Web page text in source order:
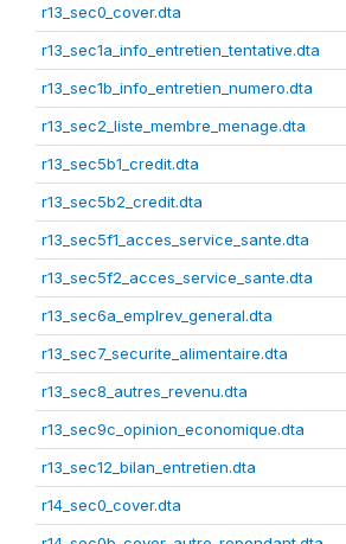
r13_sec0_cover.dta
r13_sec1a_info_entretien_tentative.dta
r13_sec1b_info_entretien_numero.dta
r13_sec2_liste_membre_menage.dta
r13_sec5b1_credit.dta
r13_sec5b2_credit.dta
r13_sec5f1_acces_service_sante.dta
r13_sec5f2_acces_service_sante.dta
r13_sec6a_emplrev_general.dta
r13_sec7_securite_alimentaire.dta
r13_sec8_autres_revenu.dta
r13_sec9c_opinion_economique.dta
r13_sec12_bilan_entretien.dta
r14_sec0_cover.dta